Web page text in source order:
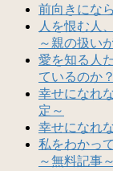
前向きにな
人を恨む人
～親の扱い
愛を知る人
ているのか
幸せになれ
定～
幸せになれ
私をわかっ
～無料記事～